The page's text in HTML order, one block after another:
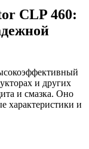
CLP 460:
и других
и смазка. Оно
характеристики и